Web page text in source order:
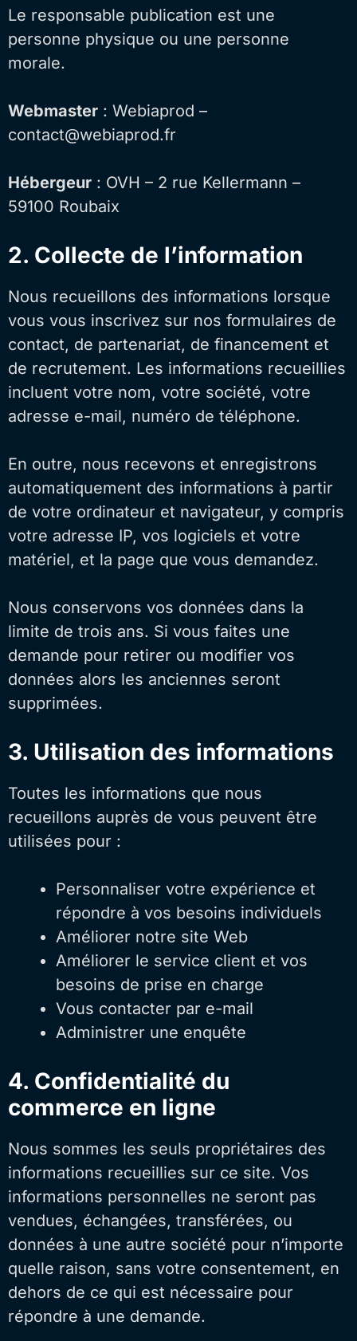
Le responsable publication est une
personne physique ou une personne
morale.
Webmaster : Webiaprod –
contact@webiaprod.fr
Hébergeur : OVH – 2 rue Kellermann –
59100 Roubaix
2. Collecte de l’information
Nous recueillons des informations lorsque
vous vous inscrivez sur nos formulaires de
contact, de partenariat, de financement et
de recrutement. Les informations recueillies
incluent votre nom, votre société, votre
adresse e-mail, numéro de téléphone.
En outre, nous recevons et enregistrons
automatiquement des informations à partir
de votre ordinateur et navigateur, y compris
votre adresse IP, vos logiciels et votre
matériel, et la page que vous demandez.
Nous conservons vos données dans la
limite de trois ans. Si vous faites une
demande pour retirer ou modifier vos
données alors les anciennes seront
supprimées.
3. Utilisation des informations
Toutes les informations que nous
recueillons auprès de vous peuvent être
utilisées pour :
Personnaliser votre expérience et
répondre à vos besoins individuels
Améliorer notre site Web
Améliorer le service client et vos
besoins de prise en charge
Vous contacter par e-mail
Administrer une enquête
4. Confidentialité du
commerce en ligne
Nous sommes les seuls propriétaires des
informations recueillies sur ce site. Vos
informations personnelles ne seront pas
vendues, échangées, transférées, ou
données à une autre société pour n’importe
quelle raison, sans votre consentement, en
dehors de ce qui est nécessaire pour
répondre à une demande.